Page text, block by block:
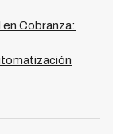
Cobranza: